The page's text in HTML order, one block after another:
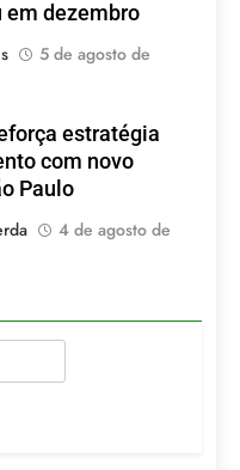
em dezembro
5 de agosto de
estratégia
com novo
Paulo
4 de agosto de